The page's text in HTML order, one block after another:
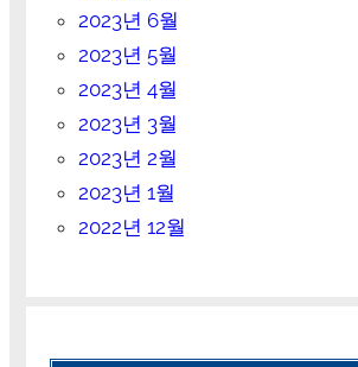
2023년 6월
2023년 5월
2023년 4월
2023년 3월
2023년 2월
2023년 1월
2022년 12월